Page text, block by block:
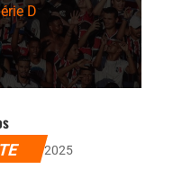
D
de 2025